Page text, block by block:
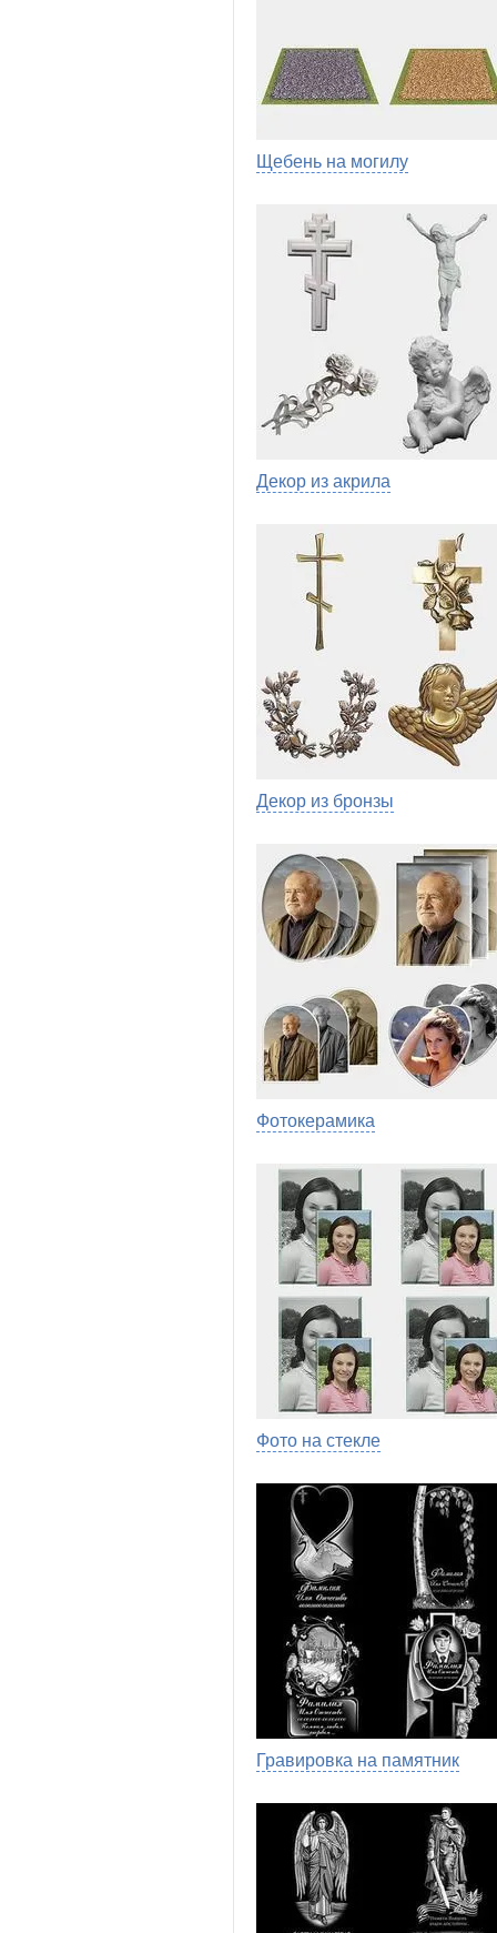
Щебень на могилу
Декор из акрила
Декор из бронзы
Фотокерамика
Фото на стекле
Гравировка на памятник